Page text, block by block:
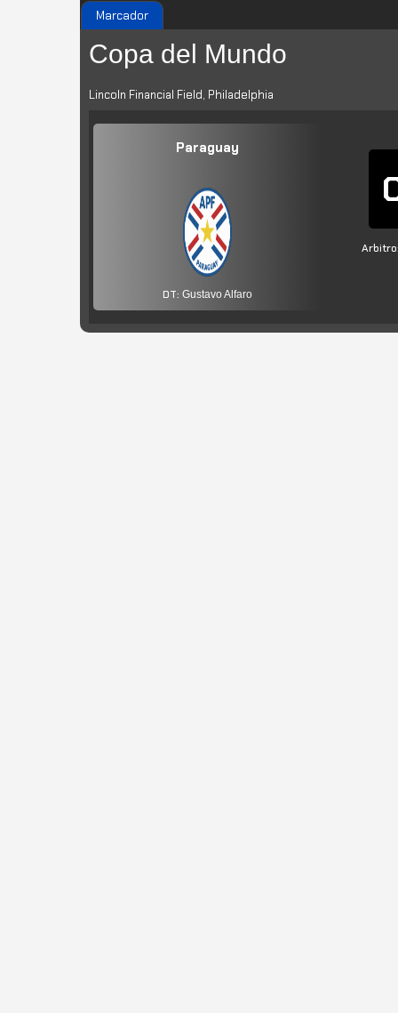
Marcador
Copa del Mundo
Lincoln Financial Field, Philadelphia
Paraguay
DT: Gustavo Alfaro